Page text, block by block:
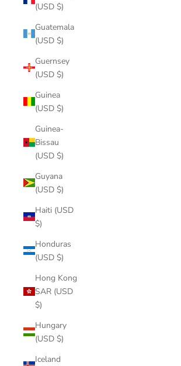
(USD $)
Guatemala
(USD $)
Guernsey
(USD $)
Guinea
(USD $)
Guinea-
Bissau
(USD $)
Guyana
(USD $)
Haiti (USD
$)
Honduras
(USD $)
Hong Kong
SAR (USD
$)
Hungary
(USD $)
Iceland